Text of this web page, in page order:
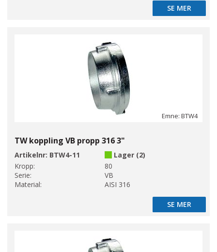
SE MER
SE MER
Emne: BTW4
TW koppling VB propp 316 3"
Artikelnr: BTW4-11
Lager (2)
Kropp:
80
Serie:
VB
Material:
AISI 316
SE MER
SE MER